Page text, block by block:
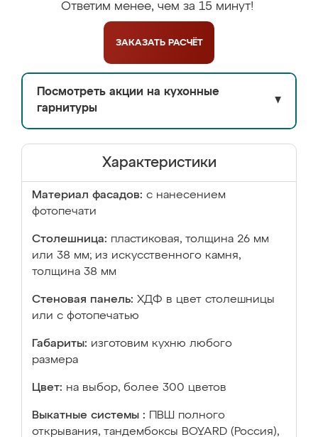
Ответим менее, чем за 15 минут!
ЗАКАЗАТЬ РАСЧЁТ
Посмотреть акции на кухонные
гарнитуры
▼
Характеристики
Материал фасадов: с нанесением
фотопечати
Столешница: пластиковая, толщина 26 мм
или 38 мм; из искусственного камня,
толщина 38 мм
Стеновая панель: ХДФ в цвет столешницы
или с фотопечатью
Габариты: изготовим кухню любого
размера
Цвет: на выбор, более 300 цветов
Выкатные системы :
ПВШ полного
открывания, тандембоксы BOYARD (Россия),